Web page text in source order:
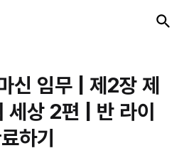
신 임무 | 제2장 제
상 2편 | 반 라이
하기